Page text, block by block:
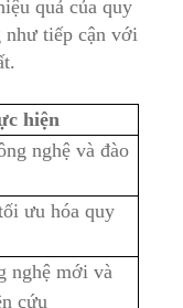
quả của quy
như tiếp cận với
hiện
nghệ và đào
ưu hóa quy
nghệ mới và
cứu